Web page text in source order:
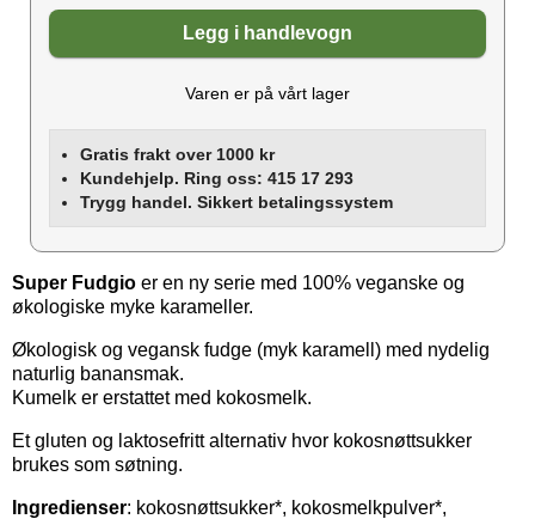
Legg i handlevogn
Varen er på vårt lager
Gratis frakt over 1000 kr
Kundehjelp. Ring oss: 415 17 293
Trygg handel. Sikkert betalingssystem
Super Fudgio er en ny serie med 100% veganske og
økologiske myke karameller.
Økologisk og vegansk fudge (myk karamell) med nydelig
naturlig banansmak.
Kumelk er erstattet med kokosmelk.
Et gluten og laktosefritt alternativ hvor kokosnøttsukker
brukes som søtning.
Ingredienser: kokosnøttsukker*, kokosmelkpulver*,